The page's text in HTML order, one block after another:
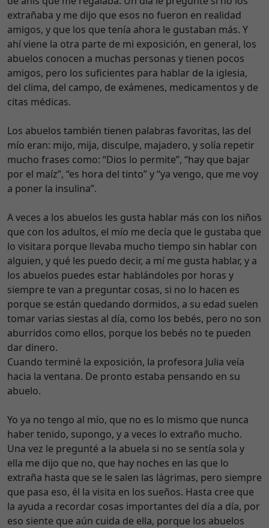
extrañaba y me dijo que esos no fueron en realidad
amigos, y que los que tenía ahora le gustaban más. Y
ahí viene la otra parte de mi exposición, en general, los
abuelos conocen a muchas personas y tienen pocos
amigos, pero los suficientes para hablar de la iglesia,
del clima, del campo, de exámenes, medicamentos y de
citas médicas.
Los abuelos también tienen palabras favoritas, las del
mío eran: mijo, mija, disculpe, majadero, y solía repetir
mucho frases como: “Dios lo permite”, “hay que bajar
por el maíz”, “es hora del tinto” y “ya vengo, que me voy
a poner la insulina”.
A veces a los abuelos les gusta hablar más con los niños
que con los adultos, el mío me decía que le gustaba que
lo visitara porque llevaba mucho tiempo sin hablar con
alguien, y qué les puedo decir, a mí me gusta hablar, y a
los abuelos puedes estar hablándoles por horas y
siempre te van a preguntar cosas, si no lo hacen es
porque se están quedando dormidos, a su edad suelen
tomar varias siestas al día, como los bebés, pero no son
aburridos como ellos, porque los bebés no te pueden
dar dinero.
Cuando terminé la exposición, la profesora Julia veía
hacia la ventana. De pronto estaba pensando en su
abuelo.
Yo ya no tengo al mío, que no es lo mismo que nunca
haber tenido, supongo, y a veces lo extraño mucho.
Una vez le pregunté a la abuela si no se sentía sola y
ella me dijo que no, que hay noches en las que lo
extraña hasta que se le salen las lágrimas, pero siempre
que pasa eso, él la visita en los sueños. Hasta cree que
la ayuda a recordar cosas importantes del día a día, por
eso siente que aún cuida de ella, porque los abuelos